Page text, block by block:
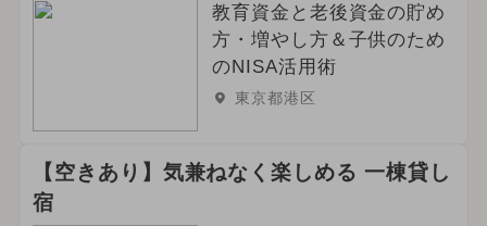
教育資金と老後資金の貯め
方・増やし方＆子供のため
のNISA活用術
東京都港区
【空きあり】気兼ねなく楽しめる 一棟貸し
宿